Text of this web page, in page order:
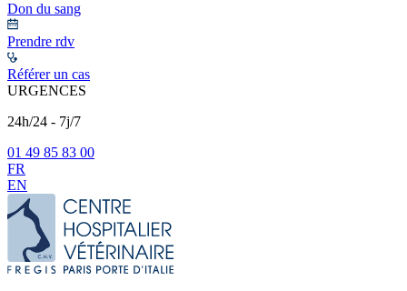
Don du sang
Prendre rdv
Référer un cas
URGENCES
24h/24 - 7j/7
01 49 85 83 00
FR
EN